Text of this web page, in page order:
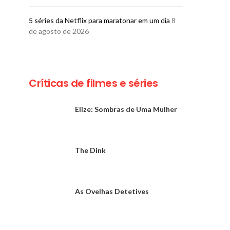
5 séries da Netflix para maratonar em um dia 8
de agosto de 2026
Críticas de filmes e séries
Elize: Sombras de Uma Mulher
The Dink
As Ovelhas Detetives